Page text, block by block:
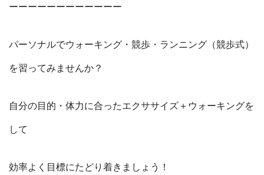
ーーーーーーーーーーーー
パーソナルでウォーキング・競歩・ランニング（競歩式）
を習ってみませんか？
自分の目的・体力に合ったエクササイズ＋ウォーキングを
して
効率よく目標にたどり着きましょう！